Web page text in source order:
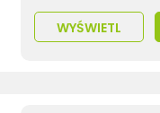
WYŚWIETL